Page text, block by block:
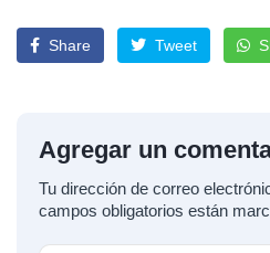
Share Tweet
Agregar un
Tu dirección de correo
campos obligatorios están